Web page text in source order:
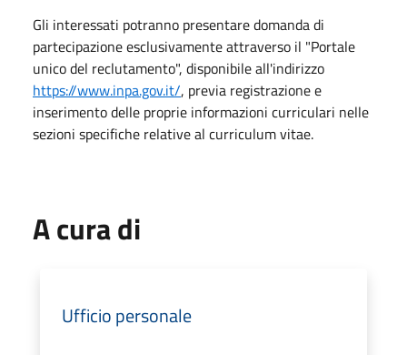
Gli interessati potranno presentare domanda di
partecipazione esclusivamente attraverso il "Portale
unico del reclutamento", disponibile all'indirizzo
https://www.inpa.gov.it/, previa registrazione e
inserimento delle proprie informazioni curriculari nelle
sezioni specifiche relative al curriculum vitae.
A cura di
Ufficio personale